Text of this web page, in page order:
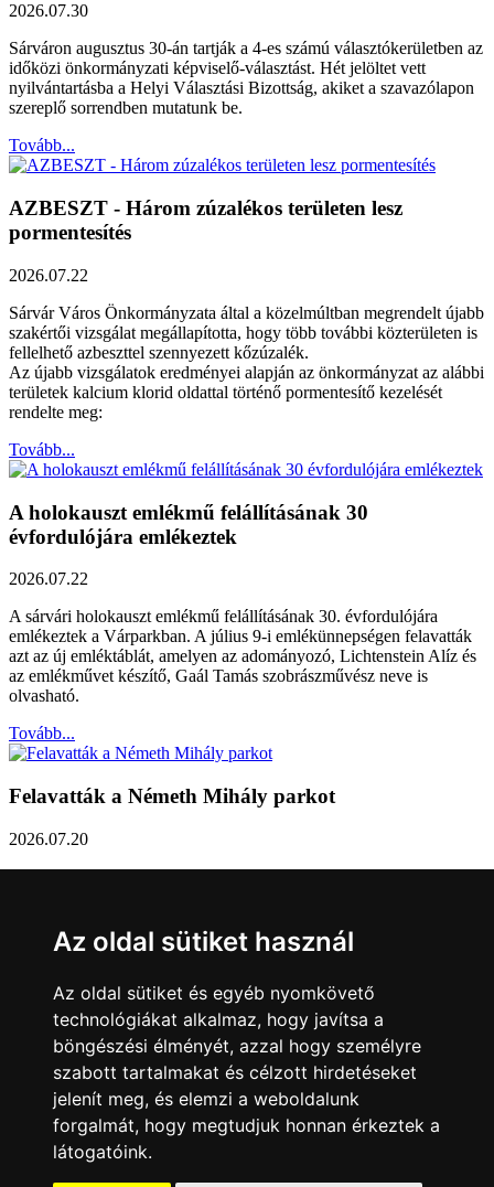
Az oldal sütiket használ
Az oldal sütiket és egyéb nyomkövető
technológiákat alkalmaz, hogy javítsa a
böngészési élményét, azzal hogy személyre
szabott tartalmakat és célzott hirdetéseket
jelenít meg, és elemzi a weboldalunk
forgalmát, hogy megtudjuk honnan érkeztek a
látogatóink.
2026.07.30
Sárváron augusztus 30-án tartják a 4-es számú választókerületben az
időközi önkormányzati képviselő-választást. Hét jelöltet vett
nyilvántartásba a Helyi Választási Bizottság, akiket a szavazólapon
szereplő sorrendben mutatunk be.
Tovább...
AZBESZT - Három zúzalékos területen lesz
pormentesítés
2026.07.22
Sárvár Város Önkormányzata által a közelmúltban megrendelt újabb
szakértői vizsgálat megállapította, hogy több további közterületen is
fellelhető azbeszttel szennyezett kőzúzalék.
Az újabb vizsgálatok eredményei alapján az önkormányzat az alábbi
területek kalcium klorid oldattal történő pormentesítő kezelését
rendelte meg:
Tovább...
A holokauszt emlékmű felállításának 30
évfordulójára emlékeztek
2026.07.22
A sárvári holokauszt emlékmű felállításának 30. évfordulójára
emlékeztek a Várparkban. A július 9-i emlékünnepségen felavatták
azt az új emléktáblát, amelyen az adományozó, Lichtenstein Alíz és
az emlékművet készítő, Gaál Tamás szobrászművész neve is
olvasható.
Tovább...
Felavatták a Németh Mihály parkot
2026.07.20
Közlemény a sárvári képviselő-testület rendkívüli
üléseiről
2026.07.20
A sárvári képviselő-testület július 13-án és 16-án is rendkívüli ülést
tartott. Zárt ülésen tárgyalta a Sárvári Gyógyfürdő Kft. Felügyelő
Bizottsága által elrendelt vizsgálat eredményét, amely többek között